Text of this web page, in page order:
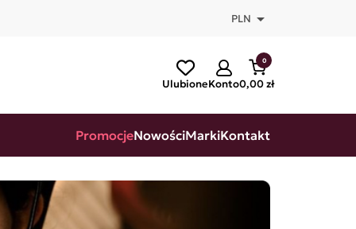
PLN 
UlubioneKonto
0
0,00 zł
PromocjeNowościMarkiKontakt